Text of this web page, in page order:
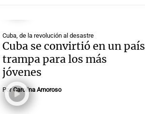
Cuba, de la revolución al desastre
Cuba se convirtió en un país
trampa para los más
jóvenes
PorCarolina Amoroso